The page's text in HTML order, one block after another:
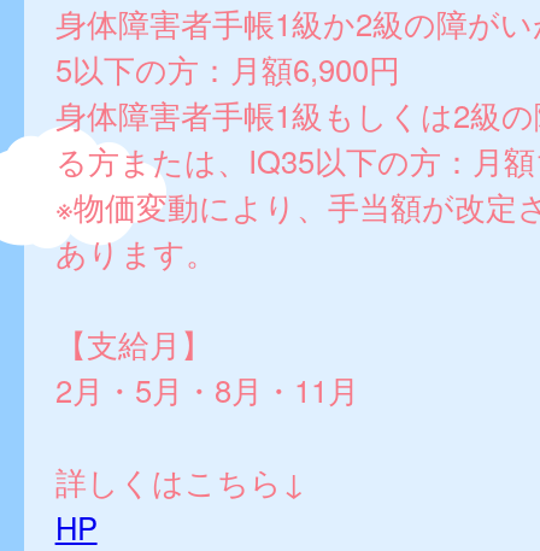
身体障害者手帳1級か2級の障が
5以下の方：月額6,900円
身体障害者手帳1級もしくは2級
る方または、IQ35以下の方：月
※物価変動により、手当額が改定
あります。
【支給月】
2月・5月・8月・11月
詳しくはこちら↓
HP